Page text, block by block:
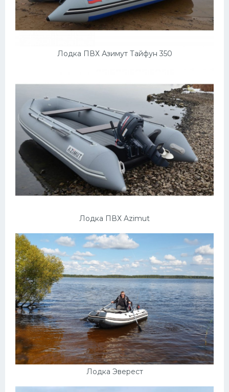
Лодка ПВХ Азимут Тайфун 350
Лодка ПВХ Azimut
Лодка Эверест
Фиат
Ситроен
Подводные лодки
Митсубиси
Киа
Танки
Крайслер
Порше
Самолеты
Комплектующие
Тойота
Лодки
Шкода
Вертолеты
Мазда
Самокаты
Велосипеды